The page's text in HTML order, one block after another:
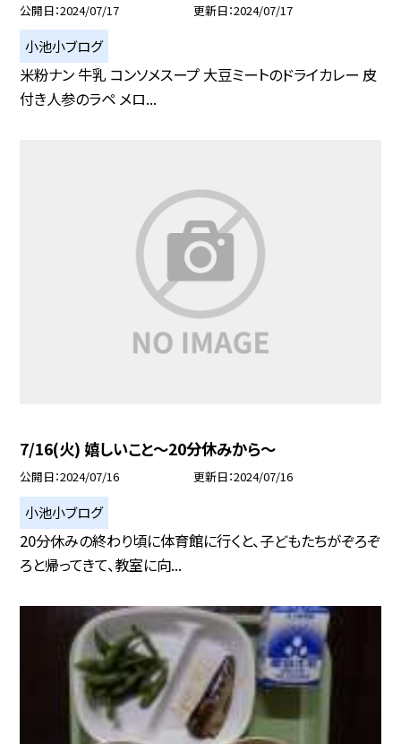
公開日 2024/07/17 更新日 2024/07/17
小池小ブログ
米粉ナン 牛乳 コンソメスープ 大豆ミートのドライカレー 皮
付き人参のラペ メロ...
7/16(火) 嬉しいこと〜20分休みから〜
公開日 2024/07/16 更新日 2024/07/16
小池小ブログ
20分休みの終わり頃に体育館に行くと、子どもたちがぞろぞ
ろと帰ってきて、教室に向...